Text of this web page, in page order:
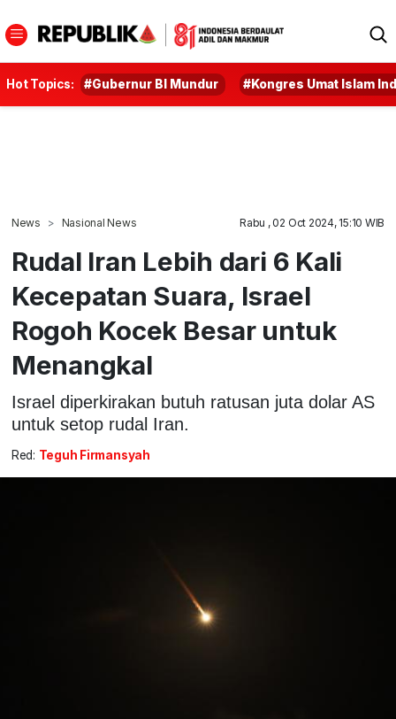
Hot Topics: #Gubernur BI Mundur #Kongres Umat Islam
News Nasional News Rabu , 02 Oct 2024, 15:10 WIB
Rudal Iran Lebih dari 6 Kali
Kecepatan Suara, Israel
Rogoh Kocek Besar untuk
Menangkal
Israel diperkirakan butuh ratusan juta dolar AS
untuk setop rudal Iran.
Red: Teguh Firmansyah